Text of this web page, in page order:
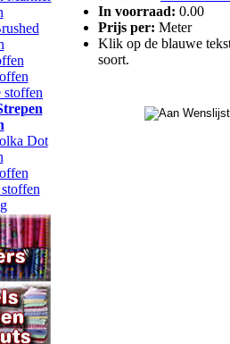
stoffen
Dot
In voorraad: 0.00
Prijs per: Meter
Klik op de blauwe
soort.